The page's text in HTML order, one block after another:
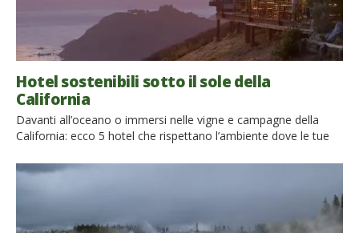
Hotel sostenibili sotto il sole della
California
Davanti all’oceano o immersi nelle vigne e campagne della
California: ecco 5 hotel che rispettano l’ambiente dove le tue
Dormire in un nido tra gli alberi Il nostro viaggio in California